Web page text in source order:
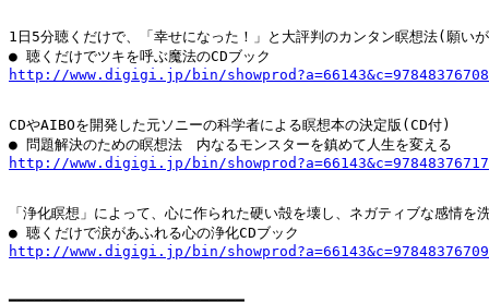
1日5分聴くだけで、「幸せになった！」と大評判のカンタン瞑想法(願い
http://www.digigi.jp/bin/
CDやAIBOを開発した元ソニーの科学者による瞑想本の決定版(CD付)
http://www.digigi.jp/bin/
「浄化瞑想」によって、心に作られた硬い殻を壊し、ネガティブな感情を
http://www.digigi.jp/bin/